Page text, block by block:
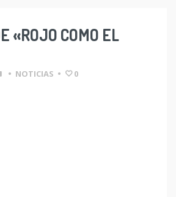
«ROJO COMO EL
• NOTICIAS • 0